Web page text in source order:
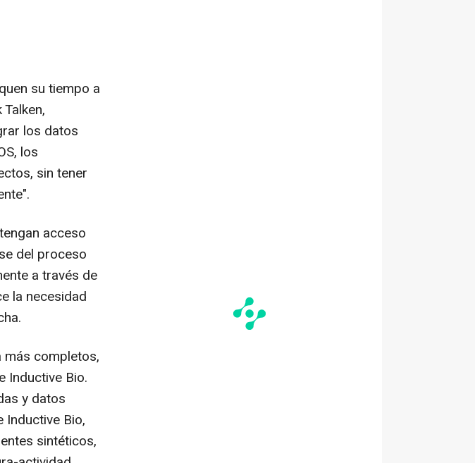
su tiempo a
los datos
los
sin tener
acceso
del proceso
a través de
la necesidad
más completos,
Inductive Bio.
y datos
Bio,
sintéticos,